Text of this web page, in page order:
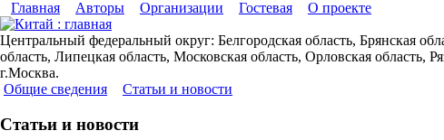
Главная Авторы Организации Гостевая О проекте
Центральный федеральный округ: Белгородская область, Брянская
область, Липецкая область, Московская область, Орловская область,
г.Москва.
Общие сведения
Статьи и новости
Статьи и новости